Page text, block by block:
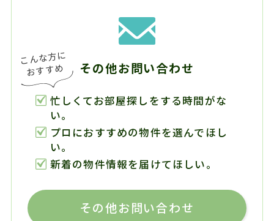
その他お問い合わせ
忙しくてお部屋探しをする時間がな
い。
プロにおすすめの物件を選んでほし
い。
新着の物件情報を届けてほしい。
その他お問い合わせ